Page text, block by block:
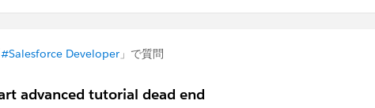
#Salesforce Developer 」で質問
advanced tutorial dead end